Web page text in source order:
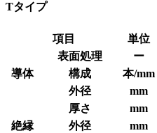
Tタイプ
項目 単位
導体
表面処理 ー
構成 本/mm
外径
mm
絶縁
厚さ mm
外径 mm